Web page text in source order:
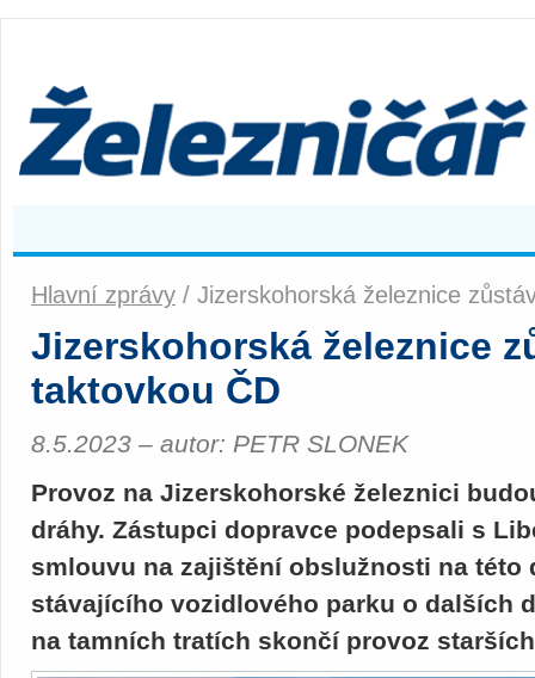
Hlavní zprávy / Jizerskohorská železnice
Jizerskohorská železnice
taktovkou ČD
8.5.2023 – autor: PETR SLONEK
Provoz na Jizerskohorské železnici
dráhy. Zástupci dopravce podepsali s
smlouvu na zajištění obslužnosti na této
stávajícího vozidlového parku o dalších
na tamních tratích skončí provoz